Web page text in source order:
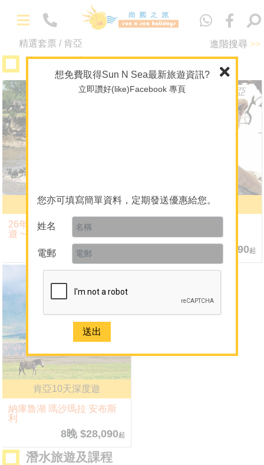
想免費取得Sun N Sea最新旅遊資訊?
立即讚好(like)Facebook 專頁
您亦可填寫簡單資料，定期發送優惠給您。
姓名
電郵
Eng
精選套票
-
馬爾代夫專門店
海外婚禮及攝影
主題 / 深度遊
A+酒店套票
潛水旅遊及課程
關於我們
關於 Sun N Sea Holidays
人才招聘
網誌
媒體報導
聯絡我們
免費取得 Sun N Sea 最新資訊
2926 1668(旺角)
精選套票 / 肯亞 進階搜尋 >>
主題 / 深度遊
肯亞
馬拉河動物大遷徙
26年7月31日肯亞10天深度
遊 ~ 團體出發
8晚 $48,490
肯亞
肯雅 9天
7晚 $46,690起
肯亞10天深度遊
納庫魯湖 瑪沙瑪拉 安布斯
利
8晚 $28,090起
潛水旅遊及課程